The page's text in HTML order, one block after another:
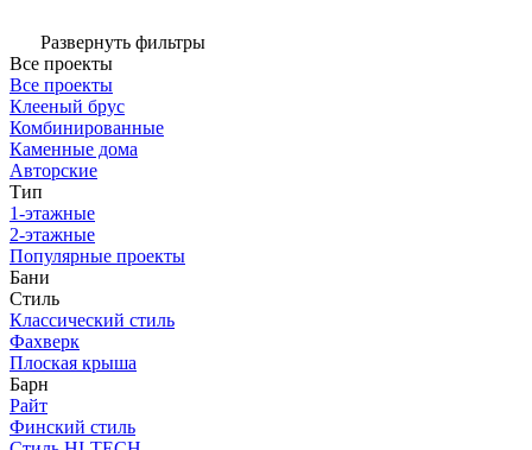
Развернуть фильтры
Все проекты
Все проекты
Клееный брус
Комбинированные
Каменные дома
Авторские
Тип
1-этажные
2-этажные
Популярные проекты
Бани
Стиль
Классический стиль
Фахверк
Плоская крыша
Барн
Райт
Финский стиль